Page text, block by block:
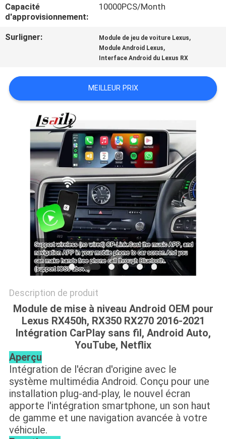
CAS
SITE
PRIVACY
POLICY
Capacité
d'approvisionnement:
10000PCS/Month
Surligner: Module de jeu de voiture Lexus,
Module Android Lexus,
Interface Android du Lexus RX
MEILLEUR PRIX
Description de produit
Module de mise à niveau Android OEM pour
Lexus RX450h, RX350 RX270 2016-2021
Intégration CarPlay sans fil, Android Auto,
YouTube, Netflix
Aperçu
Intégration de l'écran d'origine avec le
système multimédia Android. Conçu pour une
installation plug-and-play, le nouvel écran
apporte l'intégration smartphone, un son haut
de gamme et une navigation avancée à votre
véhicule.